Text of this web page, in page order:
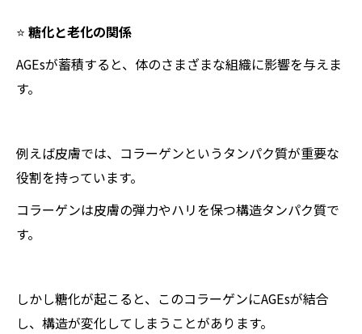
⭐️ 糖化と老化の関係
AGEsが蓄積すると、体のさまざまな組織に影響を与えま
す。
例えば皮膚では、コラーゲンというタンパク質が重要な
役割を持っています。
コラーゲンは皮膚の弾力やハリを保つ構造タンパク質で
す。
しかし糖化が起こると、このコラーゲンにAGEsが結合
し、構造が変化してしまうことがあります。